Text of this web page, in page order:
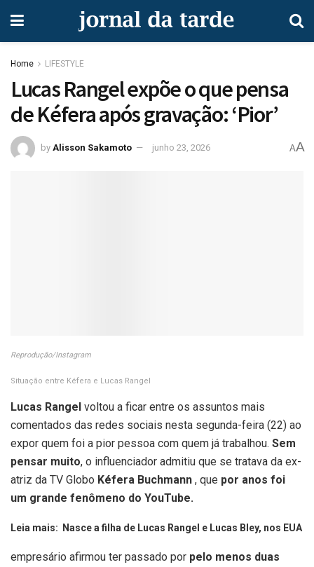
Home LIFESTYLE
Lucas Rangel expõe o que pensa
de Kéfera após gravação: ‘Pior’
by Alisson Sakamoto junho 23, 2026 AA
Reprodução/Instagram
Situação entre Kéfera e Lucas Rangel
Lucas Rangel voltou a ficar entre os assuntos mais
comentados das redes sociais nesta segunda-feira (22) ao
expor quem foi a pior pessoa com quem já trabalhou. Sem
pensar muito, o influenciador admitiu que se tratava da ex-
atriz da TV Globo Kéfera Buchmann , que por anos foi
um grande fenômeno do YouTube.
Leia mais: Nasce a filha de Lucas Rangel e Lucas Bley, nos EUA
empresário afirmou ter passado por pelo menos duas